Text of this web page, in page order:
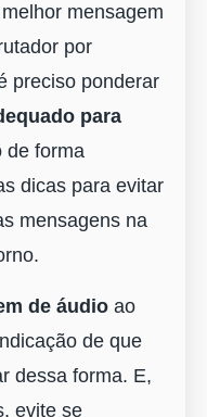
mensagem
por
preciso ponderar
para
de forma
dicas para evitar
mensagens na
de áudio ao
de que
dessa forma. E,
evite se